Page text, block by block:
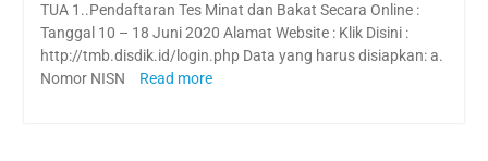
TUA 1..Pendaftaran Tes Minat dan Bakat Secara Online :
Tanggal 10 – 18 Juni 2020 Alamat Website : Klik Disini :
http://tmb.disdik.id/login.php Data yang harus disiapkan: a.
Nomor NISN
Read more